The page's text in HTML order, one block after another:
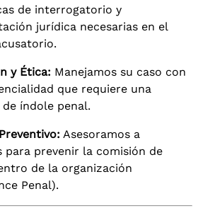
de interrogatorio y
jurídica necesarias en el
y Ética: Manejamos su caso con
que requiere una
índole penal.
Asesoramos a
para prevenir la comisión de
de la organización
Penal).